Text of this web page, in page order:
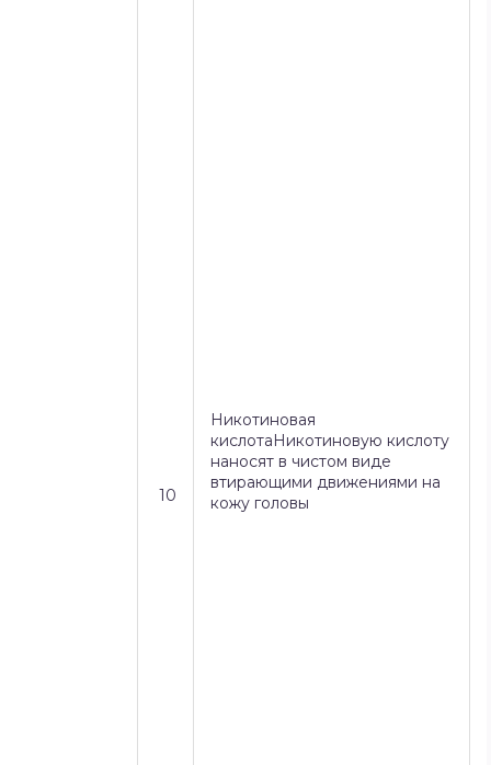
10
Никотиновая
кислотаНикотиновую кислоту
наносят в чистом виде
втирающими движениями на
кожу головы